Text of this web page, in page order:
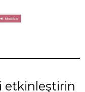
etkinleştirin